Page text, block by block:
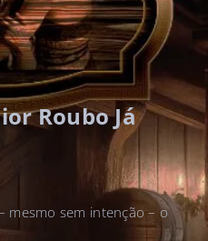
Roubo Já
mesmo sem intenção – o